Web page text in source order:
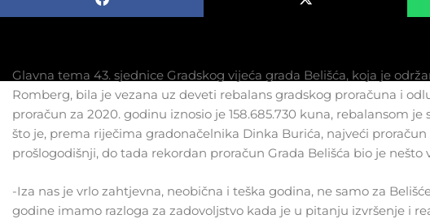
Glavna tema 43. sjednice Gradskog vijeća grada Belišća, koja je
Romberg, bila je vezana uz deveti rebalans gradskog proračuna i
proračun za 2020. godinu iznosio je 158.685.730 kuna, rebalansom je
što je, prema riječima gradonačelnika Dinka Burića, najveći
prošlogodišnji, do tada rekordan proračun Grada Belišća bio je
-Iza nas je vrlo zahtjevna, neobična i teška godina, ne samo za
godine imamo razloga za zadovoljstvo kada je u pitanju izvršenje i